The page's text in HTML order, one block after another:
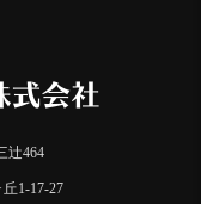
辻464
1-17-27